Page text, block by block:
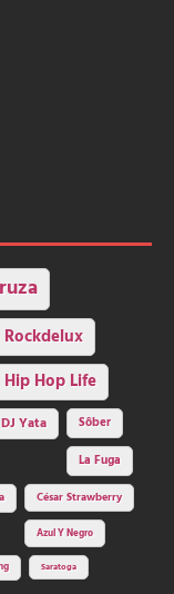
Rockdelux
Hip Hop Life
DJ Yata
Sôber
La Fuga
César Strawberry
Azul Y Negro
Saratoga